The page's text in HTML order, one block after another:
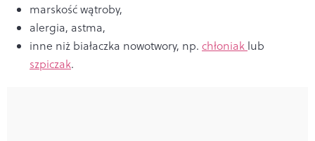
marskość wątroby,
alergia, astma,
inne niż białaczka nowotwory, np. chłoniak lub
szpiczak.